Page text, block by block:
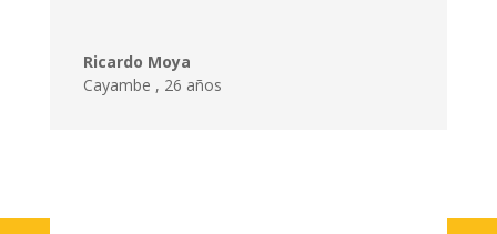
Ricardo Moya
Cayambe , 26 años